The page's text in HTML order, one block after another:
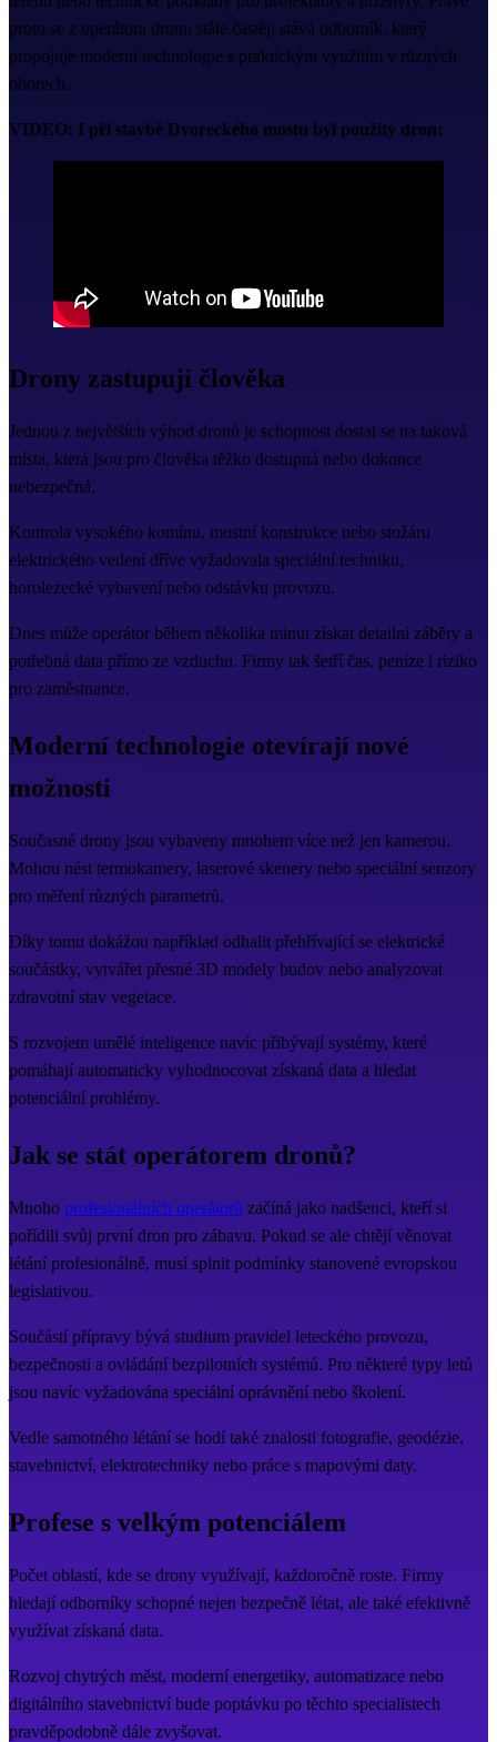
proto se z operátora dronu stále častěji stává odborník, který
propojuje moderní technologie s praktickým využitím v různých
oborech.
VIDEO: I při stavbě Dvoreckého mostu byl použitý dron:
Drony zastupují člověka
Jednou z největších výhod dronů je schopnost dostat se na taková
místa, která jsou pro člověka těžko dostupná nebo dokonce
nebezpečná.
Kontrola vysokého komínu, mostní konstrukce nebo stožáru
elektrického vedení dříve vyžadovala speciální techniku,
horolezecké vybavení nebo odstávku provozu.
Dnes může operátor během několika minut získat detailní záběry a
potřebná data přímo ze vzduchu. Firmy tak šetří čas, peníze i riziko
pro zaměstnance.
Moderní technologie otevírají nové
možnosti
Současné drony jsou vybaveny mnohem více než jen kamerou.
Mohou nést termokamery, laserové skenery nebo speciální senzory
pro měření různých parametrů.
Díky tomu dokážou například odhalit přehřívající se elektrické
součástky, vytvářet přesné 3D modely budov nebo analyzovat
zdravotní stav vegetace.
S rozvojem umělé inteligence navíc přibývají systémy, které
pomáhají automaticky vyhodnocovat získaná data a hledat
potenciální problémy.
Jak se stát operátorem dronů?
Mnoho profesionálních operátorů začíná jako nadšenci, kteří si
pořídili svůj první dron pro zábavu. Pokud se ale chtějí věnovat
létání profesionálně, musí splnit podmínky stanovené evropskou
legislativou.
Součástí přípravy bývá studium pravidel leteckého provozu,
bezpečnosti a ovládání bezpilotních systémů. Pro některé typy letů
jsou navíc vyžadována speciální oprávnění nebo školení.
Vedle samotného létání se hodí také znalosti fotografie, geodézie,
stavebnictví, elektrotechniky nebo práce s mapovými daty.
Profese s velkým potenciálem
Počet oblastí, kde se drony využívají, každoročně roste. Firmy
hledají odborníky schopné nejen bezpečně létat, ale také efektivně
využívat získaná data.
Rozvoj chytrých měst, moderní energetiky, automatizace nebo
digitálního stavebnictví bude poptávku po těchto specialistech
pravděpodobně dále zvyšovat.